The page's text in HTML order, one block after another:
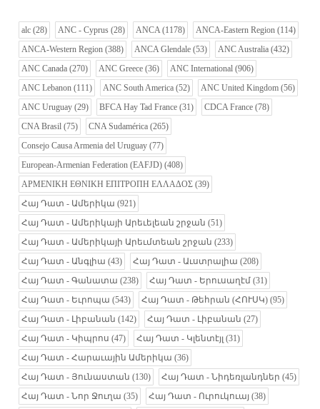
alc (28) ANC - Cyprus (28) ANCA(1178) ANCA-Eastern Region (114)
ANCA-Western Region (388) ANCA Glendale (53) ANC Australia (432)
ANC Canada (270) ANC Greece (36) ANC International (906)
ANC Lebanon (111) ANC South America (52) ANC United Kingdom (56)
ANC Uruguay (29) BFCA Hay Tad France (31) CDCA France (78)
CNA Brasil (75) CNA Sudamérica (265)
Consejo Causa Armenia del Uruguay (77)
European-Armenian Federation (EAFJD) (408)
ΑΡΜΕΝΙΚΗ ΕΘΝΙΚΗ ΕΠΙΤΡΟΠΗ ΕΛΛΑΔΟΣ (39)
Հայ Դատ - Ամերիկա (921)
Հայ Դատ - Ամերիկայի Արեւելեան շրջան (51)
Հայ Դատ - Ամերիկայի Արեւմտեան շրջան (233)
Հայ Դատ - Անգլիա (43) Հայ Դատ - Աւստրալիա (208)
Հայ Դատ - Գանատա (238) Հայ Դատ - Երուսաղէմ (31)
Հայ Դատ - Եւրոպա (543) Հայ Դատ - Թեհրան (ՀՈՒՍԿ) (95)
Հայ Դատ - Լիբանան (142) Հայ Դատ - Լիբանան (27)
Հայ Դատ - Կիպրոս (47) Հայ Դատ - Կլենտէյլ (31)
Հայ Դատ - Հարաւային Ամերիկա (36)
Հայ Դատ - Յունաստան (130) Հայ Դատ - Նիդեռլանդներ (45)
Հայ Դատ - Նոր Ջուղա (35) Հայ Դատ - Ուրուկուայ (38)